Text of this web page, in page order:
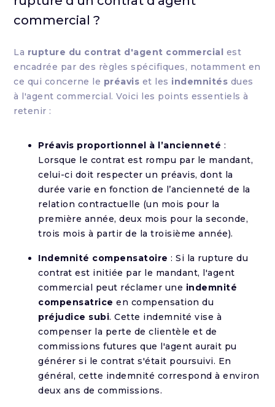
commercial ?
La rupture du contrat d'agent commercial est
encadrée par des règles spécifiques, notamment en
ce qui concerne le préavis et les indemnités dues
à l'agent commercial. Voici les points essentiels à
retenir :
Préavis proportionnel à l’ancienneté :
Lorsque le contrat est rompu par le mandant,
celui-ci doit respecter un préavis, dont la
durée varie en fonction de l’ancienneté de la
relation contractuelle (un mois pour la
première année, deux mois pour la seconde,
trois mois à partir de la troisième année).
Indemnité compensatoire : Si la rupture du
contrat est initiée par le mandant, l'agent
commercial peut réclamer une indemnité
compensatrice en compensation du
préjudice subi. Cette indemnité vise à
compenser la perte de clientèle et de
commissions futures que l'agent aurait pu
générer si le contrat s'était poursuivi. En
général, cette indemnité correspond à environ
deux ans de commissions.